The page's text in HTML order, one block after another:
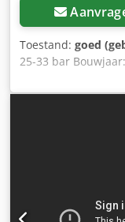
Toestand: goed
25-33 bar
4700x2200x1450